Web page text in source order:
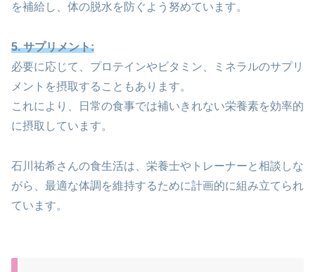
を補給し、体の脱水を防ぐよう努めています。
5. サプリメント:
必要に応じて、プロテインやビタミン、ミネラルのサプリ
メントを摂取することもあります。
これにより、日常の食事では補いきれない栄養素を効率的
に摂取しています。
石川祐希さんの食生活は、栄養士やトレーナーと相談しな
がら、最適な体調を維持するために計画的に組み立てられ
ています。